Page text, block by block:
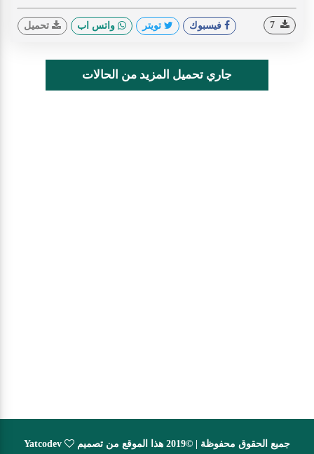
فيسبوك تويتر واتس اب تحميل
جاري تحميل المزيد من الحالات
جميع الحقوق محفوظة | ©2019 هذا الموقع من تصميم Yatcodev